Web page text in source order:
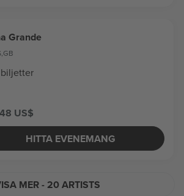
Grande
,GB
US$
HITTA EVENEMANG
MER- 20 ARTISTS